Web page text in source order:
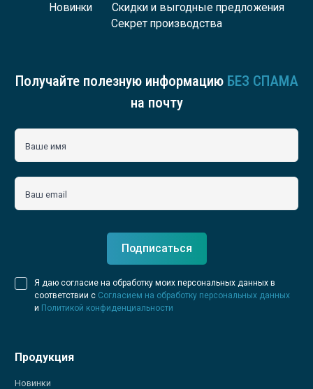
Новинки
Скидки и выгодные предложения
Секрет производства
Получайте полезную информацию БЕЗ СПАМА
на почту
Ваше имя
Ваш email
Подписаться
Я даю согласие на обработку моих персональных данных в
соответствии с Согласием на обработку персональных данных
и Политикой конфиденциальности
Продукция
Новинки